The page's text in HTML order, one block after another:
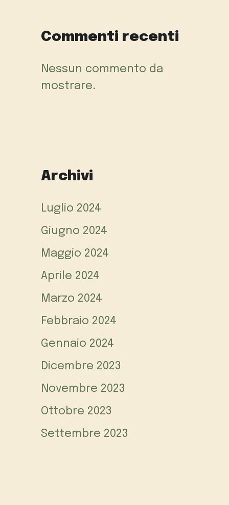
Commenti recenti
Nessun commento da
mostrare.
Archivi
Luglio 2024
Giugno 2024
Maggio 2024
Aprile 2024
Marzo 2024
Febbraio 2024
Gennaio 2024
Dicembre 2023
Novembre 2023
Ottobre 2023
Settembre 2023